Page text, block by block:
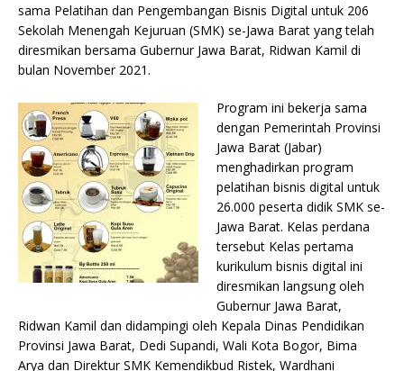
sama Pelatihan dan Pengembangan Bisnis Digital untuk 206
Sekolah Menengah Kejuruan (SMK) se-Jawa Barat yang telah
diresmikan bersama Gubernur Jawa Barat, Ridwan Kamil di
bulan November 2021.
Program ini bekerja sama
dengan Pemerintah Provinsi
Jawa Barat (Jabar)
menghadirkan program
pelatihan bisnis digital untuk
26.000 peserta didik SMK se-
Jawa Barat. Kelas perdana
tersebut Kelas pertama
kurikulum bisnis digital ini
diresmikan langsung oleh
Gubernur Jawa Barat,
Ridwan Kamil dan didampingi oleh Kepala Dinas Pendidikan
Provinsi Jawa Barat, Dedi Supandi, Wali Kota Bogor, Bima
Arya dan Direktur SMK Kemendikbud Ristek, Wardhani